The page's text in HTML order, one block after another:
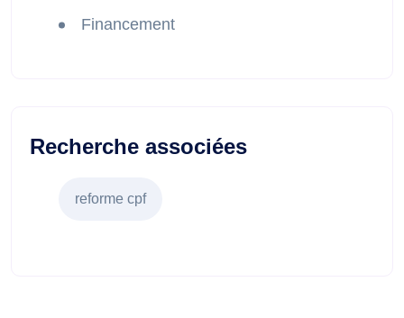
Financement
Recherche associées
reforme cpf